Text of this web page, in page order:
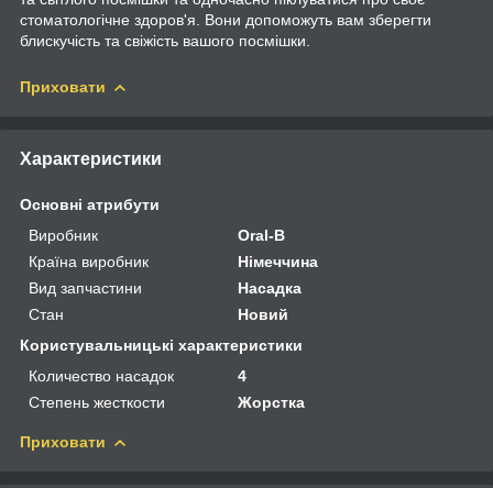
стоматологічне здоров'я. Вони допоможуть вам зберегти
блискучість та свіжість вашого посмішки.
Приховати
Характеристики
Основні атрибути
Виробник
Oral-B
Країна виробник
Німеччина
Вид запчастини
Насадка
Стан
Новий
Користувальницькі характеристики
Количество насадок
4
Степень жесткости
Жорстка
Приховати